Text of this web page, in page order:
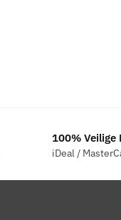
100% Veilige
iDeal /